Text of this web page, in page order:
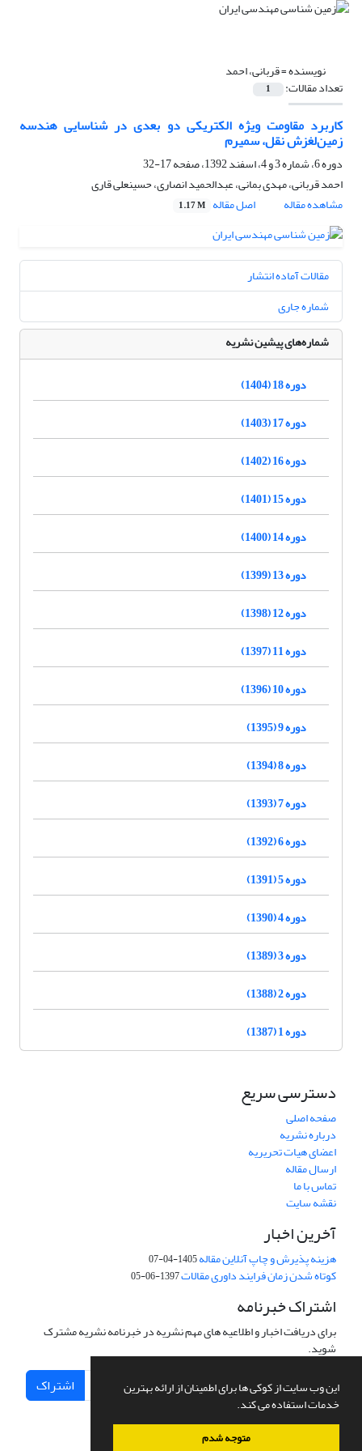
این وب سایت از کوکی ها برای اطمینان از ارائه بهترین
خدمات استفاده می کند.
متوجه شدم
نویسنده =قربانی، احمد
تعداد مقالات: 1
کاربرد مقاومت ویژه الکتریکی دو بعدی در شناسایی هندسه
زمین‌لغزش نقل، سمیرم
دوره 6، شماره 3 و 4، اسفند 1392، صفحه
17-32
احمد قربانی، مهدی بمانی، عبدالحمید انصاری، حسینعلی قاری
مشاهده مقاله
اصل مقاله 1.17 M
مقالات آماده انتشار
شماره جاری
شماره‌های پیشین نشریه
دوره 18 (1404)
دوره 17 (1403)
دوره 16 (1402)
دوره 15 (1401)
دوره 14 (1400)
دوره 13 (1399)
دوره 12 (1398)
دوره 11 (1397)
دوره 10 (1396)
دوره 9 (1395)
دوره 8 (1394)
دوره 7 (1393)
دوره 6 (1392)
دوره 5 (1391)
دوره 4 (1390)
دوره 3 (1389)
دوره 2 (1388)
دوره 1 (1387)
دسترسی سریع
صفحه اصلی
درباره نشریه
اعضای هیات تحریریه
ارسال مقاله
تماس با ما
نقشه سایت
آخرین اخبار
هزینه پذیرش و چاپ آنلاین مقاله1405-04-07
کوتاه شدن زمان فرایند داوری مقالات1397-06-05
اشتراک خبرنامه
برای دریافت اخبار و اطلاعیه های مهم نشریه در خبرنامه نشریه مشترک
شوید.
اشتراک